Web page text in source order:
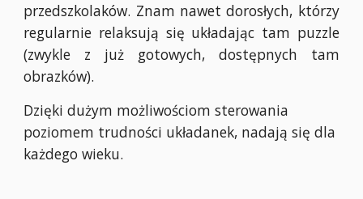
przedszkolaków. Znam nawet dorosłych, którzy
regularnie relaksują się układając tam puzzle
(zwykle z już gotowych, dostępnych tam
obrazków).
Dzięki dużym możliwościom sterowania
poziomem trudności układanek, nadają się dla
każdego wieku.